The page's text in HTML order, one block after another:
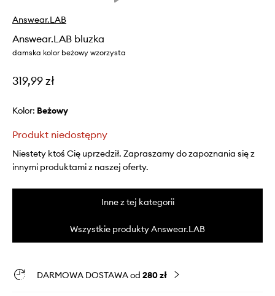
Answear.LAB
Answear.LAB bluzka
damska kolor beżowy wzorzysta
319,99 zł
Kolor: beżowy
Produkt niedostępny
Niestety ktoś Cię uprzedził. Zapraszamy do zapoznania się z
innymi produktami z naszej oferty.
Inne z tej kategorii
Wszystkie produkty Answear.LAB
DARMOWA DOSTAWA od 280 zł